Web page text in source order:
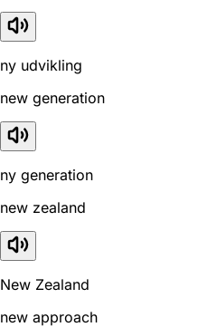
ny udvikling
new generation
ny generation
new zealand
New Zealand
new approach